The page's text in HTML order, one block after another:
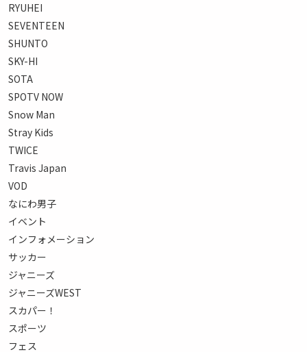
RYUHEI
SEVENTEEN
SHUNTO
SKY-HI
SOTA
SPOTV NOW
Snow Man
Stray Kids
TWICE
Travis Japan
VOD
なにわ男子
イベント
インフォメーション
サッカー
ジャニーズ
ジャニーズWEST
スカパー！
スポーツ
フェス